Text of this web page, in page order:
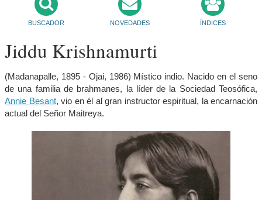
BUSCADOR NOVEDADES ÍNDICES
Jiddu Krishnamurti
(Madanapalle, 1895 - Ojai, 1986) Místico indio. Nacido en el seno
de una familia de brahmanes, la líder de la Sociedad Teosófica,
Annie Besant, vio en él al gran instructor espiritual, la encarnación
actual del Señor Maitreya.